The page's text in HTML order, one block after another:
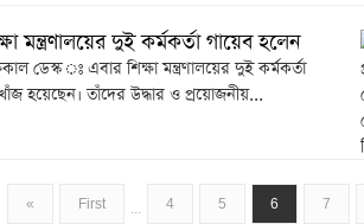
মন্ত্রণালয়ের দুই কর্মকর্তা গায়েব হলেন
ডেস্ক ঃ এবার শিক্ষা মন্ত্রণালয়ের দুই কর্মকর্তা
হয়েছেন। তাঁদের উদ্ধার ও প্রয়োজনীয়...
« First ... 4 5 6 7